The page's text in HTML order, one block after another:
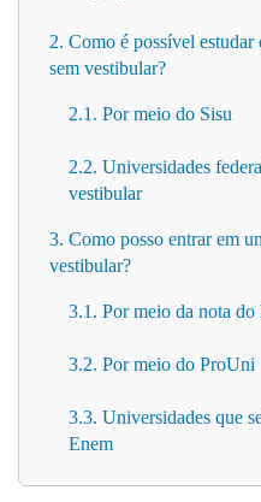
2. Como é possível
sem vestibular?
2.1. Por meio do Sisu
2.2. Universidades
vestibular
3. Como posso entrar em
vestibular?
3.1. Por meio da nota do
3.2. Por meio do ProUni
3.3. Universidades que
Enem